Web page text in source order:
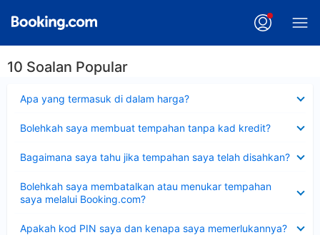
10 Soalan Popular
Apa yang termasuk di dalam harga?
Bolehkah saya membuat tempahan tanpa kad kredit?
Bagaimana saya tahu jika tempahan saya telah disahkan?
Bolehkah saya membatalkan atau menukar tempahan
saya melalui Booking.com?
Apakah kod PIN saya dan kenapa saya memerlukannya?